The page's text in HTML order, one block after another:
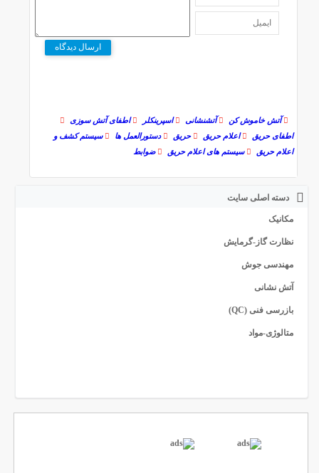
ارسال دیدگاه
آتش خاموش کن آتشنشانی اسپرینکلر
اطفای آتش سوزی
اطفای حریق
اعلام حریق حریق دستورالعمل ها
سیستم کشف و
اعلام حریق
سیستم های اعلام حریق ضوابط
دسته اصلی سایت
مکانیک
نظارت گاز-گرمایش
مهندسی جوش
آتش نشانی
بازرسی فنی (QC)
متالوژی-مواد